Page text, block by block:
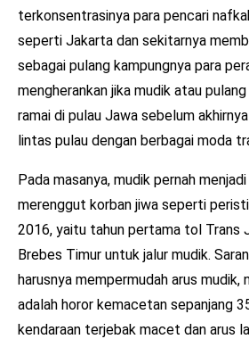
terkonsentrasinya para pencari
seperti Jakarta dan sekitarnya
sebagai pulang kampungnya para
mengherankan jika mudik atau
ramai di pulau Jawa sebelum
lintas pulau dengan berbagai moda
Pada masanya, mudik pernah
merenggut korban jiwa seperti
2016, yaitu tahun pertama tol Trans
Brebes Timur untuk jalur mudik.
harusnya mempermudah arus mudik,
adalah horor kemacetan sepanjang
kendaraan terjebak macet dan arus